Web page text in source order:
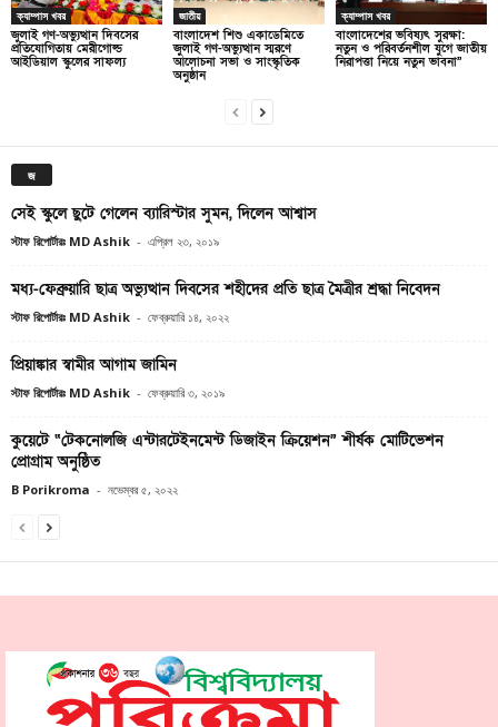
ক্যাম্পাস খবর
জুলাই গণ-অভ্যুত্থান দিবসের
প্রতিযোগিতায় মেরীগোল্ড
আইডিয়াল স্কুলের সাফল্য
জাতীয়
বাংলাদেশ শিশু একাডেমিতে
জুলাই গণ-অভ্যুত্থান স্মরণে
আলোচনা সভা ও সাংস্কৃতিক
অনুষ্ঠান
ক্যাম্পাস খবর
বাংলাদেশের ভবিষ্যৎ সুরক্ষা:
নতুন ও পরিবর্তনশীল যুগে জাতীয়
নিরাপত্তা নিয়ে নতুন ভাবনা”
জ
সেই স্কুলে ছুটে গেলেন ব্যারিস্টার সুমন, দিলেন আশ্বাস
স্টাফ রিপোর্টারঃ MD Ashik - এপ্রিল ২৩, ২০১৯
মধ্য-ফেব্রুয়ারি ছাত্র অভ্যুত্থান দিবসের শহীদের প্রতি ছাত্র মৈত্রীর শ্রদ্ধা নিবেদন
স্টাফ রিপোর্টারঃ MD Ashik - ফেব্রুয়ারি ১৪, ২০২২
প্রিয়াঙ্কার স্বামীর আগাম জামিন
স্টাফ রিপোর্টারঃ MD Ashik - ফেব্রুয়ারি ৩, ২০১৯
কুয়েটে “টেকনোলজি এন্টারটেইনমেন্ট ডিজাইন ক্রিয়েশন” শীর্ষক মোটিভেশন
প্রোগ্রাম অনুষ্ঠিত
B Porikroma - নভেম্বর ৫, ২০২২